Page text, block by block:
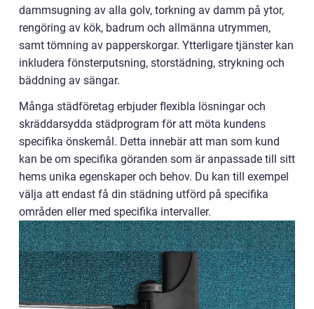
dammsugning av alla golv, torkning av damm på ytor,
rengöring av kök, badrum och allmänna utrymmen,
samt tömning av papperskorgar. Ytterligare tjänster kan
inkludera fönsterputsning, storstädning, strykning och
bäddning av sängar.
Många städföretag erbjuder flexibla lösningar och
skräddarsydda städprogram för att möta kundens
specifika önskemål. Detta innebär att man som kund
kan be om specifika göranden som är anpassade till sitt
hems unika egenskaper och behov. Du kan till exempel
välja att endast få din städning utförd på specifika
områden eller med specifika intervaller.